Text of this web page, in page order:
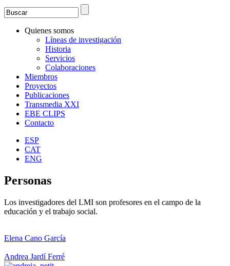
Formulario de búsqueda
Search
Quienes somos
Líneas de investigación
Historia
Servicios
Colaboraciones
Miembros
Proyectos
Publicaciones
Transmedia XXI
EBE CLIPS
Contacto
ESP
CAT
ENG
Personas
Los investigadores del LMI son profesores en el campo de la
educación y el trabajo social.
Elena Cano García
Andrea Jardí Ferré